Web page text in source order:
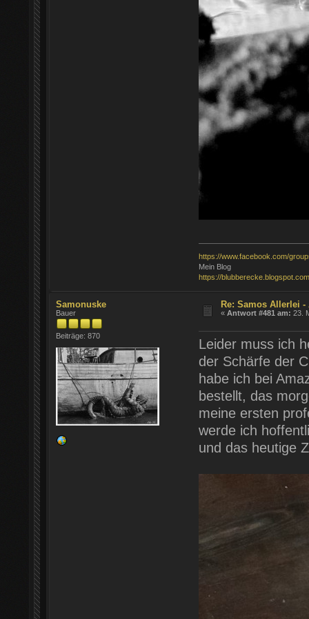
https://www.facebook.com/
Mein Blog
https://
Samonuske
Bauer
Beiträge: 870
Re: Samos Allerlei -
«Antwort #481 am: 23.
Leider muss ich
der Schärfe der
habe ich bei
bestellt, das
meine ersten
werde ich
und das heutige